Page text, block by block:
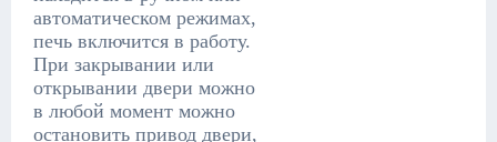
автоматическом режимах,
печь включится в работу.
При закрывании или
открывании двери можно
в любой момент можно
остановить привод двери,